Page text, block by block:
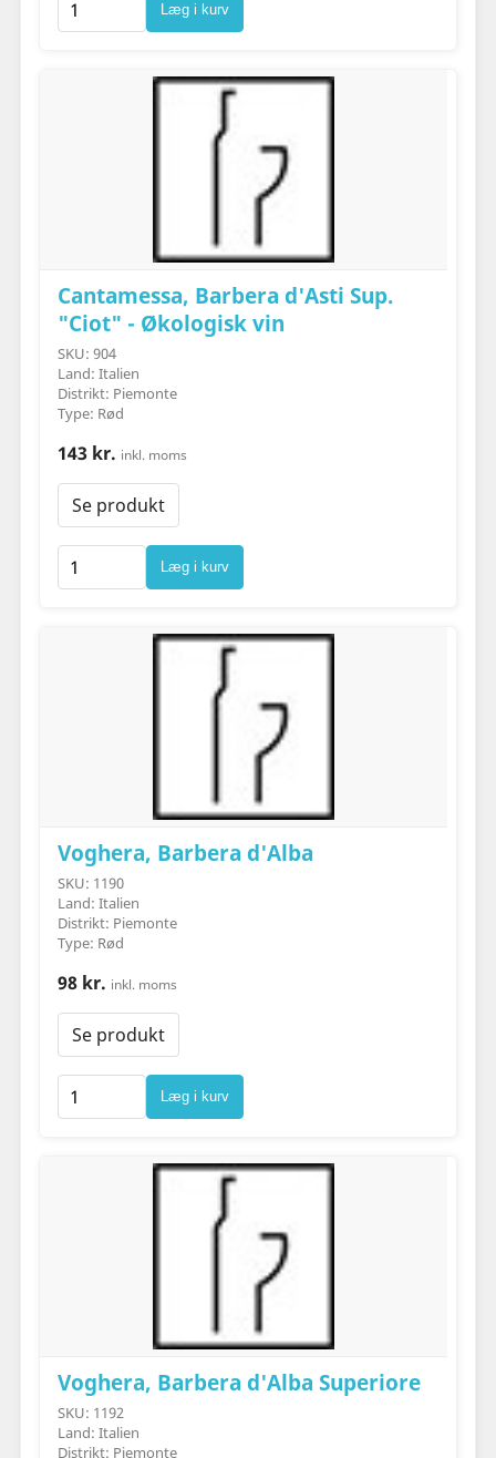
Læg i kurv
Cantamessa, Barbera d'Asti Sup.
"Ciot" - Økologisk vin
SKU: 904
Land: Italien
Distrikt: Piemonte
Type: Rød
143 kr. inkl. moms
Se produkt
Læg i kurv
Voghera, Barbera d'Alba
SKU: 1190
Land: Italien
Distrikt: Piemonte
Type: Rød
98 kr. inkl. moms
Se produkt
Læg i kurv
Voghera, Barbera d'Alba Superiore
SKU: 1192
Land: Italien
Distrikt: Piemonte